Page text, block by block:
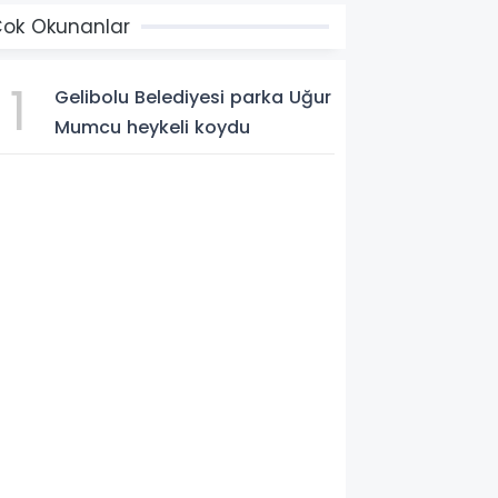
Okunanlar
1
Gelibolu Belediyesi parka Uğur
Mumcu heykeli koydu